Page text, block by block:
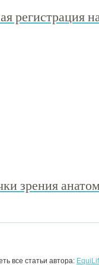
регистрация
зрения
все статьи автора: